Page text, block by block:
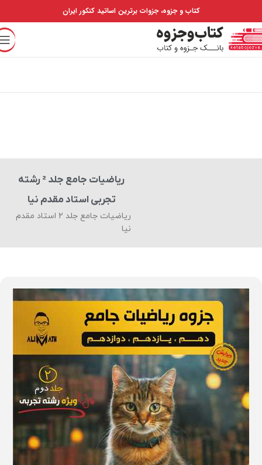
کتاب و جزوه، جزوات برترین اساتید کنکور ایران
ریاضیات جامع جلد 2 رشته
تجربی استاد مقدم نیا
ریاضیات جامع جلد 2 استاد مقدم
نیا